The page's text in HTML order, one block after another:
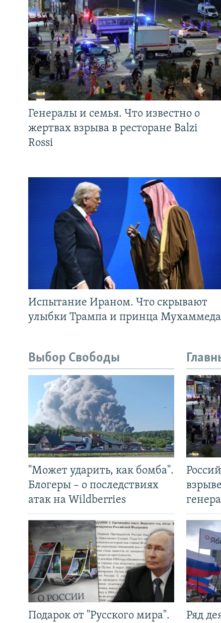
Генералы и семья. Что известно о
жертвах взрыва в ресторане Balzi
Rossi
Испытание Ираном. Что скрывают
улыбки Трампа и принца Мухаммеда
Выбор Свободы
"Может ударить, как бомба".
Блогеры – о последствиях
атак на Wildberries
Подарок от "Русского мира". Ряд